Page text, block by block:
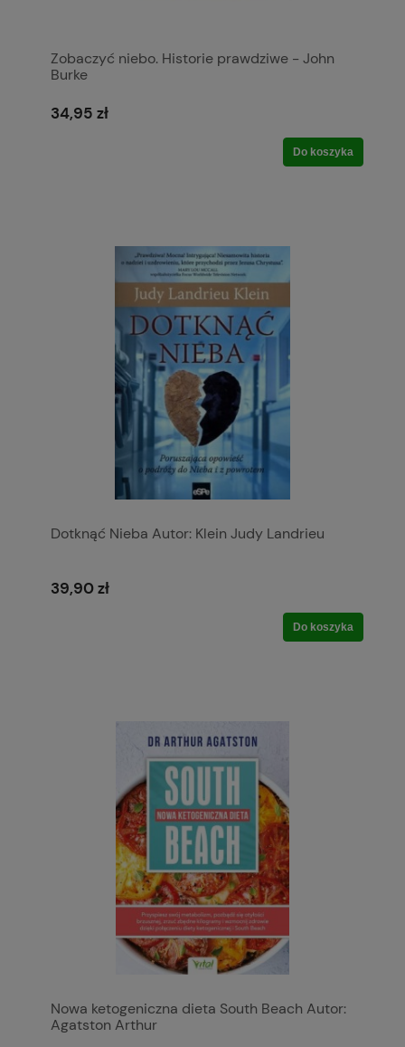
Zobaczyć niebo. Historie prawdziwe - John
Burke
34,95 zł
Do koszyka
Dotknąć Nieba Autor: Klein Judy Landrieu
39,90 zł
Do koszyka
Nowa ketogeniczna dieta South Beach Autor:
Agatston Arthur